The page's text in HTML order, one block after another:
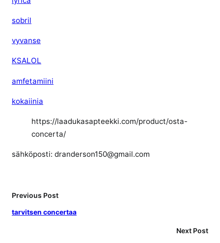
sobril
vyvanse
KSALOL
amfetamiini
kokaiinia
https://laadukasapteekki.com/product/osta-
concerta/
sähköposti: dranderson150@gmail.com
Previous Post
tarvitsen concertaa
Next Post